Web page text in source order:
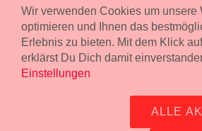
Miete unser Haus bei Wiener Neustadt für
Übernachtung.
freilaender.at
Wurstmanufaktur Markus
Wir verwenden Cookies um unsere
optimieren und Ihnen das
Erlebnis zu bieten. Mit dem Klick
erklärst Du Dich damit
Einstellungen
ALLE